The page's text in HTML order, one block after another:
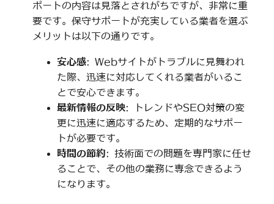
ポートの内容は見落とされがちですが、非常に重
要です。保守サポートが充実している業者を選ぶ
メリットは以下の通りです。
安心感: Webサイトがトラブルに見舞われ
た際、迅速に対応してくれる業者がいるこ
とで安心できます。
最新情報の反映: トレンドやSEO対策の変
更に迅速に適応するため、定期的なサポー
トが必要です。
時間の節約: 技術面での問題を専門家に任せ
ることで、その他の業務に専念できるよう
になります。